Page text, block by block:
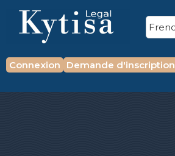
Connexion Demande d'inscription